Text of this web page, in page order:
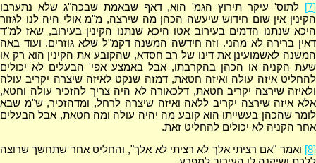
[7]
לתוס' עיקר תירוץ הגמ' הוא, דאף שבאמת שבכה"ג שלא נתערבו
הקינין אין שום חידוש שיעשה הכהן מה שירצה, מ"מ אולי היה לנו לגזור
היכא שנתנו הדמים בעירוב אטו היכא שנתנו הקינין בעירוב, שאז למ"ד
דאין ברירה לא מהני. וזה חידשה המשנה דקמ"ל שלא גוזרים. ועוד באה
המשנה לאשמועינן את דינו של רב חסדא, שהקובע את הקינין הוא רק או
שעת הקניה או הכהן בהקרבתו, אבל באמצע אפי' הבעלים לא יכולים
להחליט איזה עולה ואיזה חטאת, דמזה שנקט לאיזה שיצרה יקריב עולה
ולאיזה שירצה יקריב חטאת, דלכאורה לא היה צריך להזכיר עולה וחטא,
אלא איזה שירצה יקריב ללאה ואיזה שיצרה לרחל, ומדהזכיר, ש"מ שבא
לומר שהכהן בעשייתו הוא קובע מה יהיה עולה ומה חטאת, אבל הבעלים
אחר הקניה לא יכולים להחליט זאת.
[8]
ואמר "אם רציתי אלך לא רציתי לא אלך", והחליט אחר שתחשך שרוצה